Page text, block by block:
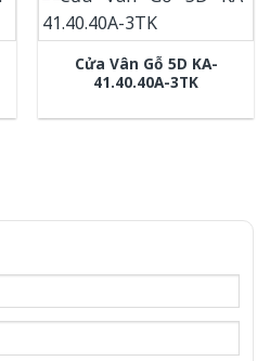
Cửa Vân Gỗ 5D KA-
41.40.40A-3TK